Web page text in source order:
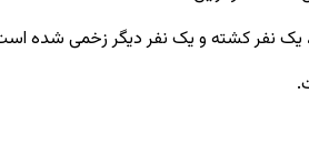
یک نفر کشته و یک نفر دیگر زخمی شده